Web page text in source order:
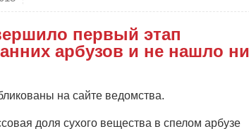
первый этап
арбузов и не нашло ни
на сайте ведомства.
доля сухого вещества в спелом арбузе